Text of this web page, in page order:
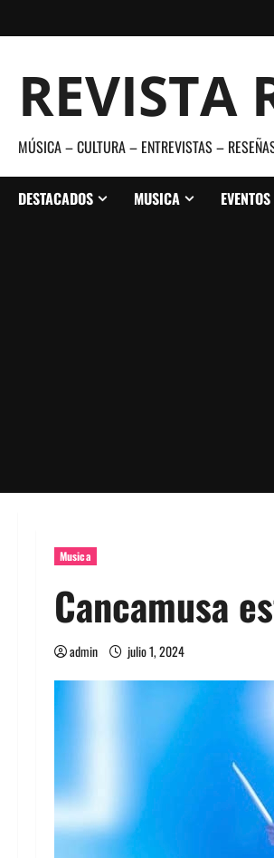
al
REVISTA
MÚSICA – CULTURA – ENTREVISTAS –
DESTACADOS MUSICA EVENTOS
Musica
Cancamusa
admin julio 1, 2024